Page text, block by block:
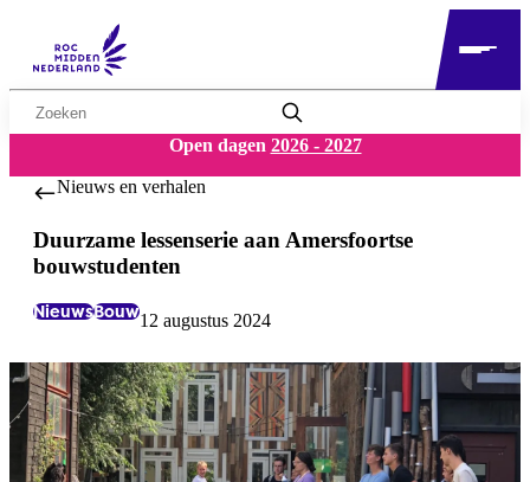
Zoekwoord
Open dagen 2026 - 2027
Nieuws en verhalen
Duurzame lessenserie aan Amersfoortse
bouwstudenten
NieuwsBouw12 augustus 2024